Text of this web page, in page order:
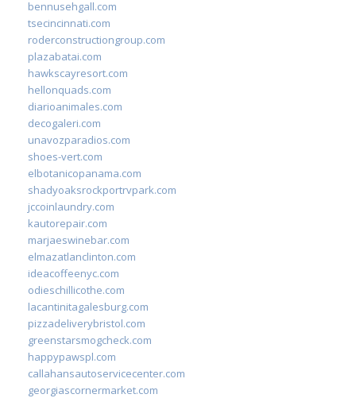
bennusehgall.com
tsecincinnati.com
roderconstructiongroup.com
plazabatai.com
hawkscayresort.com
hellonquads.com
diarioanimales.com
decogaleri.com
unavozparadios.com
shoes-vert.com
elbotanicopanama.com
shadyoaksrockportrvpark.com
jccoinlaundry.com
kautorepair.com
marjaeswinebar.com
elmazatlanclinton.com
ideacoffeenyc.com
odieschillicothe.com
lacantinitagalesburg.com
pizzadeliverybristol.com
greenstarsmogcheck.com
happypawspl.com
callahansautoservicecenter.com
georgiascornermarket.com